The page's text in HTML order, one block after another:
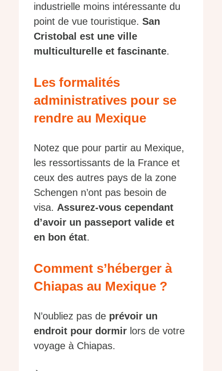
industrielle moins intéressante du
point de vue touristique. San
Cristobal est une ville
multiculturelle et fascinante.
Les formalités
administratives pour se
rendre au Mexique
Notez que pour partir au Mexique,
les ressortissants de la France et
ceux des autres pays de la zone
Schengen n’ont pas besoin de
visa. Assurez-vous cependant
d’avoir un passeport valide et
en bon état.
Comment s’héberger à
Chiapas au Mexique ?
N’oubliez pas de prévoir un
endroit pour dormir lors de votre
voyage à Chiapas.